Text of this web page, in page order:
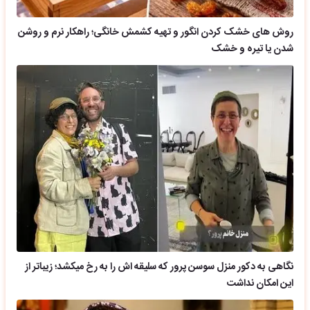
روش های خشک کردن انگور و تهیه کشمش خانگی؛ راهکار نرم و روشن
شدن یا تیره و خشک
نگاهی به دکور منزل سوسن پرور که سلیقه اش را به رخ میکشد؛ زیباتر از
این امکان نداشت